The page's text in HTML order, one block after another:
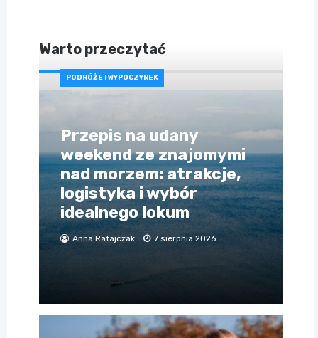
Warto przeczytać
PODRÓŻE I WYPOCZYNEK
Przepis na udany
weekend ze znajomymi
nad morzem: atrakcje,
logistyka i wybór
idealnego lokum
Anna Ratajczak 7 sierpnia 2026